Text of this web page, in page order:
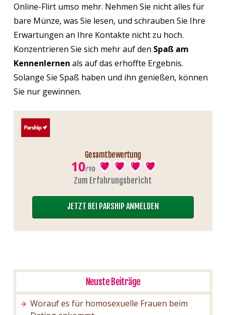
Online-Flirt umso mehr. Nehmen Sie nicht alles für
bare Münze, was Sie lesen, und schrauben Sie Ihre
Erwartungen an Ihre Kontakte nicht zu hoch.
Konzentrieren Sie sich mehr auf den Spaß am
Kennenlernen als auf das erhoffte Ergebnis.
Solange Sie Spaß haben und ihn genießen, können
Sie nur gewinnen.
Gesamtbewertung
Zum Erfahrungsbericht
JETZT BEI PARSHIP ANMELDEN
Neuste Beiträge
Worauf es für homosexuelle Frauen beim